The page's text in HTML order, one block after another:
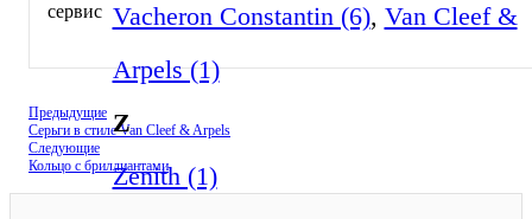
Vacheron Constantin (6), Van Cleef &
Arpels (1)
Z
Zenith (1)
сервис
Предыдущие
Серьги в стиле Van Cleef & Arpels
Следующие
Кольцо с бриллиантами